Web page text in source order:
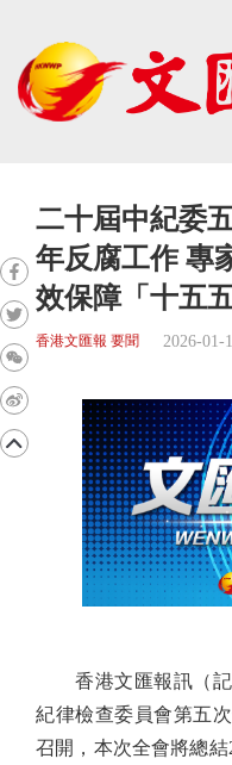
二十屆中紀委
年反腐工作 專
效保障「十五
香港文匯報 要聞 2026-01-
香港文匯報訊（記
紀律檢查委員會第五
召開，本次全會將總